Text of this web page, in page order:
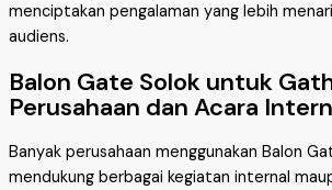
menciptakan pengalaman yang lebih
audiens.
Balon Gate Solok untuk
Perusahaan dan Acara
Banyak perusahaan menggunakan Balon
mendukung berbagai kegiatan internal